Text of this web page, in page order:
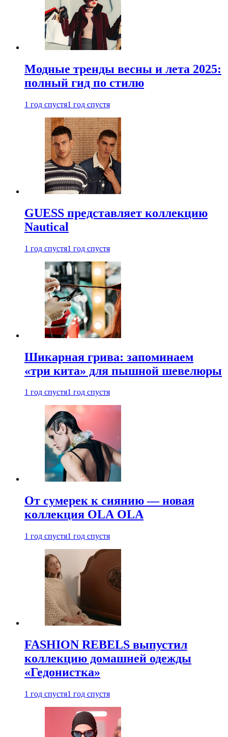
Модные тренды весны и лета 2025:
полный гид по стилю
1 год спустя1 год спустя
GUESS представляет коллекцию
Nautical
1 год спустя1 год спустя
Шикарная грива: запоминаем
«три кита» для пышной шевелюры
1 год спустя1 год спустя
От сумерек к сиянию — новая
коллекция OLA OLA
1 год спустя1 год спустя
FASHION REBELS выпустил
коллекцию домашней одежды
«Гедонистка»
1 год спустя1 год спустя